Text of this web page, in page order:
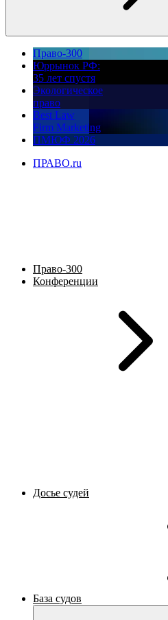
Право-300
Юррынок РФ:
35 лет спустя
Экологическое
право
Best Law
Firm Marketing
ПМЮФ 2026
ПРАВО.ru
Право-300
Конференции
Досье судей
База судов